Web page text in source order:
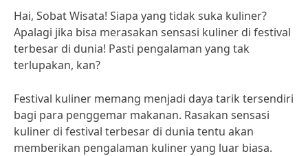
Hai, Sobat Wisata! Siapa yang tidak suka kuliner?
Apalagi jika bisa merasakan sensasi kuliner di festival
terbesar di dunia! Pasti pengalaman yang tak
terlupakan, kan?
Festival kuliner memang menjadi daya tarik tersendiri
bagi para penggemar makanan. Rasakan sensasi
kuliner di festival terbesar di dunia tentu akan
memberikan pengalaman kuliner yang luar biasa.